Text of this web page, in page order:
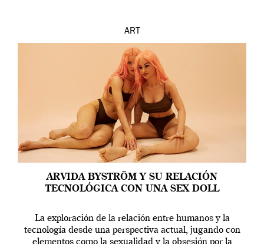
ART
ARVIDA BYSTRÖM Y SU RELACIÓN
TECNOLÓGICA CON UNA SEX DOLL
La exploración de la relación entre humanos y la
tecnología desde una perspectiva actual, jugando con
elementos como la sexualidad y la obsesión por la